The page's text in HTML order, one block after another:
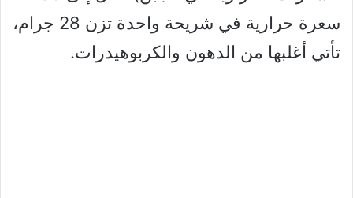
سعرة حرارية في شريحة واحدة تزن 28 جرام،
تأتي أغلبها من الدهون والكربوهيدرات.